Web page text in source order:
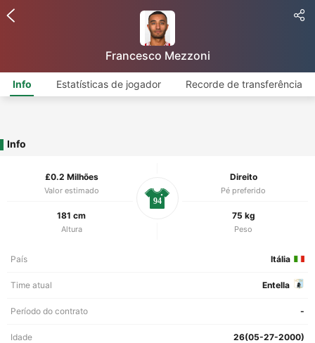
Francesco Mezzoni
Info Estatísticas de jogador Recorde de transferência
Info
£0.2 Milhões
Valor estimado
Direito
Pé preferido
181 cm
Altura
75 kg
Peso
94
País Itália
Time atual Entella
Período do contrato -
Idade 26(05-27-2000)